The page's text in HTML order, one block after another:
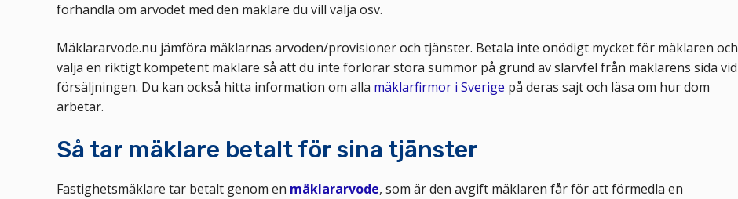
förhandla om arvodet med den mäklare du vill välja osv.
Mäklararvode.nu jämföra mäklarnas arvoden/provisioner och tjänster. Betala inte onödigt mycket för mäklaren och
välja en riktigt kompetent mäklare så att du inte förlorar stora summor på grund av slarvfel från mäklarens sida vid
försäljningen. Du kan också hitta information om alla mäklarfirmor i Sverige på deras sajt och läsa om hur dom
arbetar.
Så tar mäklare betalt för sina tjänster
Fastighetsmäklare tar betalt genom en mäklararvode, som är den avgift mäklaren får för att förmedla en